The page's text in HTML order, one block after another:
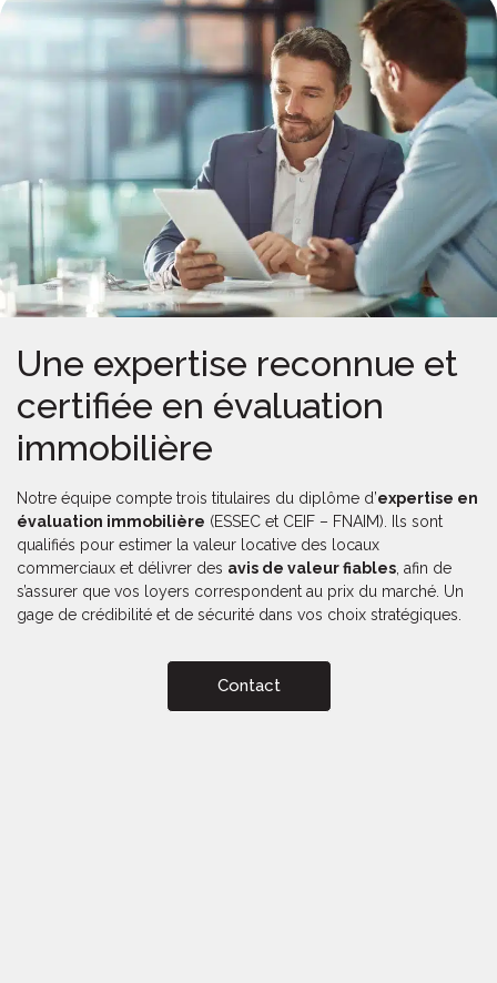
Une expertise reconnue et
certifiée en évaluation
immobilière
Notre équipe compte trois titulaires du diplôme d’expertise en
évaluation immobilière (ESSEC et CEIF – FNAIM). Ils sont
qualifiés pour estimer la valeur locative des locaux
commerciaux et délivrer des avis de valeur fiables , afin de
s’assurer que vos loyers correspondent au prix du marché. Un
gage de crédibilité et de sécurité dans vos choix stratégiques.
Contact